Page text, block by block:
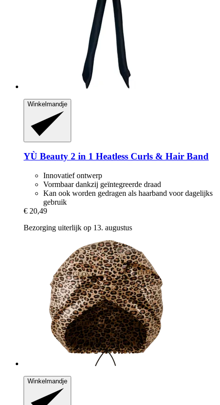
Winkelmandje
YÙ Beauty 2 in 1 Heatless Curls & Hair Band
Innovatief ontwerp
Vormbaar dankzij geïntegreerde draad
Kan ook worden gedragen als haarband voor dagelijks
gebruik
€ 20,49
Bezorging uiterlijk op 13. augustus
Winkelmandje